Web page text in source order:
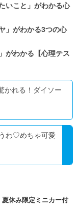
いこと」がわかる心
」がわかる3つの心
がわかる【心理テス
かれる！ダイソー
わ♡めちゃ可愛
休み限定ミニカー付